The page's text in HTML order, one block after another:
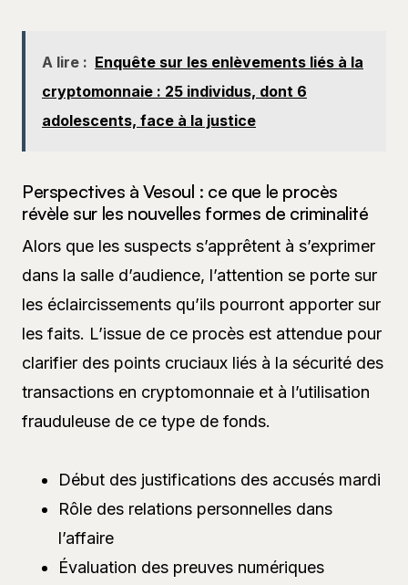
A lire : Enquête sur les enlèvements liés à la
cryptomonnaie : 25 individus, dont 6
adolescents, face à la justice
Perspectives à Vesoul : ce que le procès
révèle sur les nouvelles formes de criminalité
Alors que les suspects s’apprêtent à s’exprimer
dans la salle d’audience, l’attention se porte sur
les éclaircissements qu’ils pourront apporter sur
les faits. L’issue de ce procès est attendue pour
clarifier des points cruciaux liés à la sécurité des
transactions en cryptomonnaie et à l’utilisation
frauduleuse de ce type de fonds.
Début des justifications des accusés mardi
Rôle des relations personnelles dans
l’affaire
Évaluation des preuves numériques